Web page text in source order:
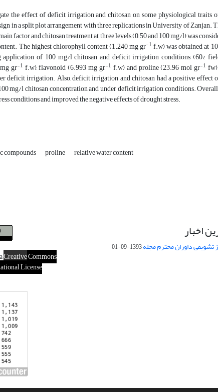
the effect of deficit irrigation and chitosan on some physiological traits
in a split plot arrangement with three replications in University of Zanjan.
factor and chitosan treatment at three levels (0, 50 and 100 mg/l) was
The highest chlorophyll content (1.240 mg gr-1 f.w) was obtained at
of 100 mg/l chitosan and deficit irrigation conditions (60%
gr-1 f.w), flavonoid (6.993 mg gr-1 f.w) and proline (23.96 mol gr-1
deficit irrigation. Also, deficit irrigation and chitosan had a positive effect
mg/l chitosan concentration and under deficit irrigation conditions.
conditions and improved the negative effects of drought stress.
compounds proline relative water content
اخبار
تشویقی داوران محترم مجله1393-09-01
CreativeCommons
License